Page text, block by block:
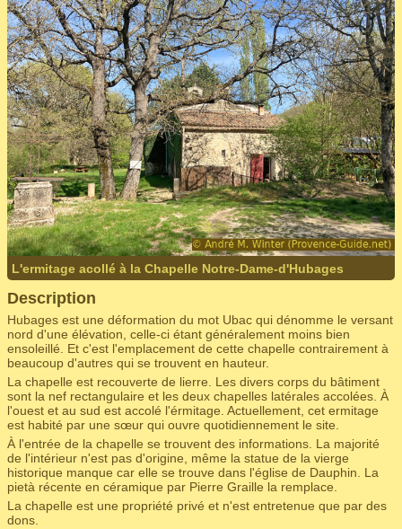
L'ermitage acollé à la Chapelle Notre-Dame-d'Hubages
Description
Hubages est une déformation du mot Ubac qui dénomme le versant
nord d'une élévation, celle-ci étant généralement moins bien
ensoleillé. Et c'est l'emplacement de cette chapelle contrairement à
beaucoup d'autres qui se trouvent en hauteur.
La chapelle est recouverte de lierre. Les divers corps du bâtiment
sont la nef rectangulaire et les deux chapelles latérales accolées. À
l'ouest et au sud est accolé l'érmitage. Actuellement, cet ermitage
est habité par une sœur qui ouvre quotidiennement le site.
À l'entrée de la chapelle se trouvent des informations. La majorité
de l'intérieur n'est pas d'origine, même la statue de la vierge
historique manque car elle se trouve dans l'église de Dauphin. La
pietà récente en céramique par Pierre Graille la remplace.
La chapelle est une propriété privé et n'est entretenue que par des
dons.